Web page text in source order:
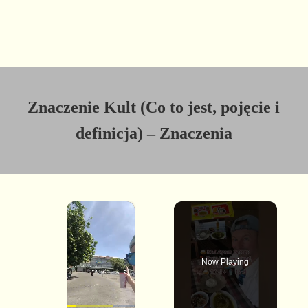
Znaczenie Kult (Co to jest, pojęcie i
definicja) – Znaczenia
×
Now Playing